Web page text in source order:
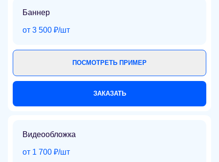
Баннер
от 3 500 ₽/шт
ПОСМОТРЕТЬ ПРИМЕР
ЗАКАЗАТЬ
Видеообложка
от 1 700 ₽/шт